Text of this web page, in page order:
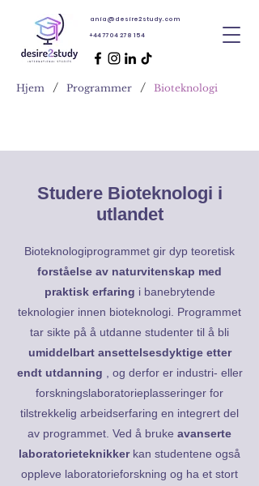
+44 7704 278 154
ania@desire2study.com
Hjem / Programmer / Bioteknologi
Studere Bioteknologi i
utlandet
Bioteknologiprogrammet gir dyp teoretisk
forståelse av naturvitenskap med
praktisk erfaring i banebrytende
teknologier innen bioteknologi. Programmet
tar sikte på å utdanne studenter til å bli
umiddelbart ansettelsesdyktige etter
endt utdanning , og derfor er industri- eller
forskningslaboratorieplasseringer for
tilstrekkelig arbeidserfaring en integrert del
av programmet. Ved å bruke avanserte
laboratorieteknikkerkan studentene også
oppleve laboratorieforskning og ha et stort